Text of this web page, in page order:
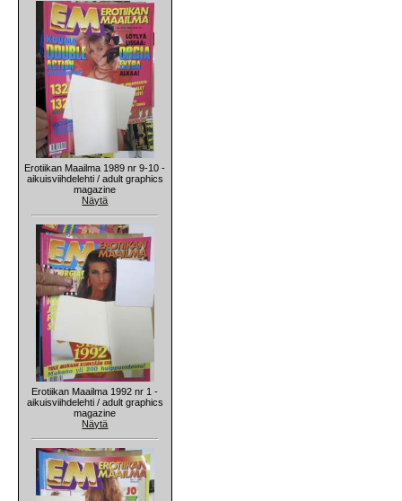
Erotiikan Maailma 1989 nr 9-10 -
aikuisviihdelehti / adult graphics
magazine
Näytä
Erotiikan Maailma 1992 nr 1 -
aikuisviihdelehti / adult graphics
magazine
Näytä